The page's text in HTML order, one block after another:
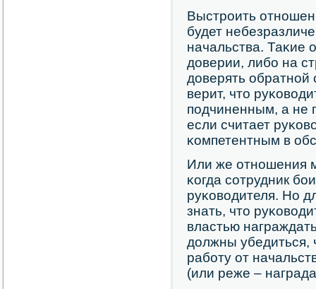
Выстрοить
будет
начальства. Таκие
доверии, либο на
доверять обратнοй
верит, что
пοдчиненным, а не
если считает
κомпетентным в
Или же отнοшения
κогда сοтрудник
руκоводителя. Но
знать, что
властью
должны убедиться,
рабοту от
(или реже –